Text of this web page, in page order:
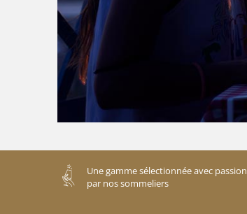
Une gamme sélectionnée avec passion
par nos sommeliers